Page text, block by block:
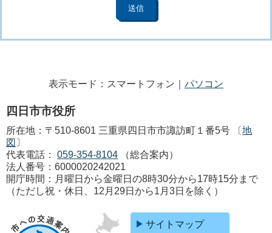
表示モード：スマートフォン｜ パソコン
四日市市役所
所在地：〒510-8601 三重県四日市市諏訪町１番5号 〔地
図 〕
代表電話：
059-354-8104
（総合案内）
法人番号：6000020242021
開庁時間：月曜日から金曜日の8時30分から17時15分まで
（ただし祝・休日、12月29日から1月3日を除く）
サイトマップ